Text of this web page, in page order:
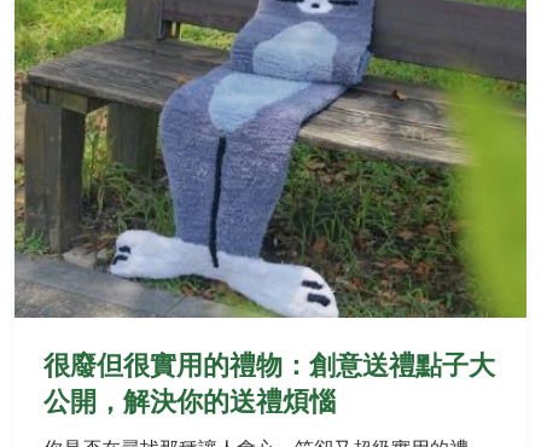
很廢但很實用的禮物：創意送禮點子大
公開，解決你的送禮煩惱